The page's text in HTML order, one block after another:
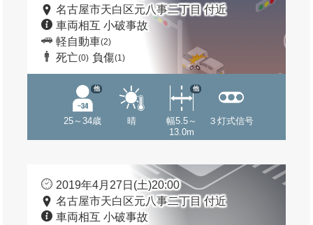
名古屋市天白区元八事二丁目 付近
車両相互 小破事故
軽自動車(2)
死亡(0) 負傷(1)
25～34歳
他
晴
幅5.5～
13.0m
他
３灯式信号
2019年4月27日(土)20:00
名古屋市天白区元八事二丁目 付近
車両相互 小破事故